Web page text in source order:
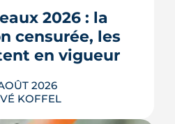
futur parc Descas :
morceau de ville en
L'ARTICLE
2026 : la
censurée, les
en vigueur
2026
KOFFEL